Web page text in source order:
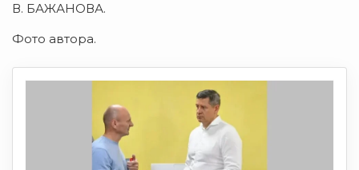
В. БАЖАНОВА.
Фото автора.